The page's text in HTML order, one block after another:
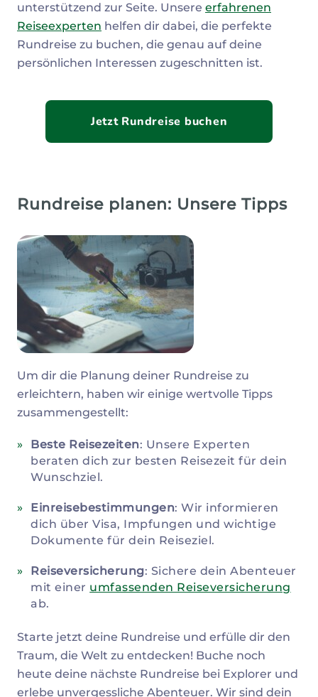
unterstützend zur Seite. Unsere erfahrenen
Reiseexperten helfen dir dabei, die perfekte
Rundreise zu buchen, die genau auf deine
persönlichen Interessen zugeschnitten ist.
Jetzt Rundreise buchen
Rundreise planen: Unsere Tipps
Um dir die Planung deiner Rundreise zu
erleichtern, haben wir einige wertvolle Tipps
zusammengestellt:
Beste Reisezeiten: Unsere Experten
beraten dich zur besten Reisezeit für dein
Wunschziel.
Einreisebestimmungen: Wir informieren
dich über Visa, Impfungen und wichtige
Dokumente für dein Reiseziel.
Reiseversicherung: Sichere dein Abenteuer
mit einer umfassenden Reiseversicherung
ab.
Starte jetzt deine Rundreise und erfülle dir den
Traum, die Welt zu entdecken! Buche noch
heute deine nächste Rundreise bei Explorer und
erlebe unvergessliche Abenteuer. Wir sind dein